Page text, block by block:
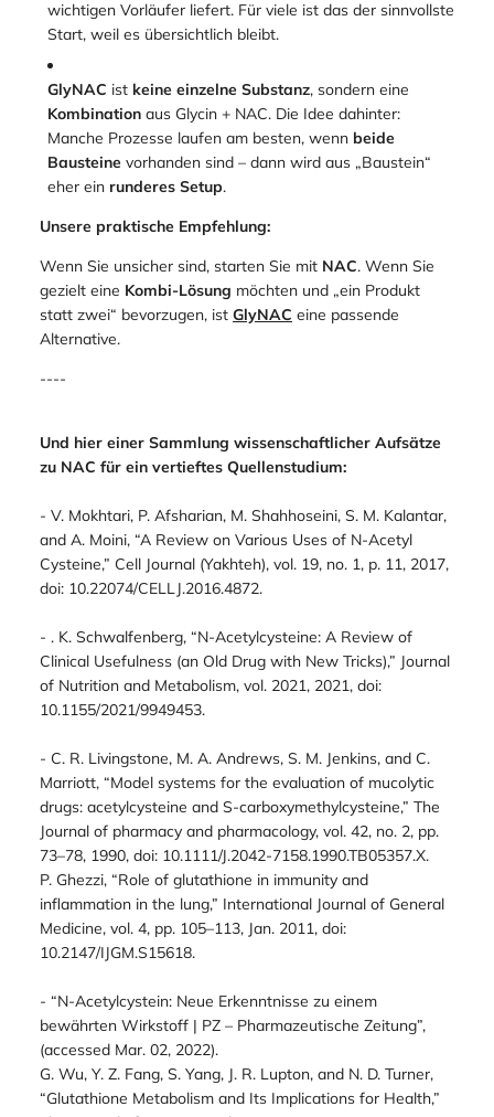
wichtigen Vorläufer liefert. Für viele ist das der sinnvollste
Start, weil es übersichtlich bleibt.
GlyNAC ist keine einzelne Substanz, sondern eine
Kombination aus Glycin + NAC. Die Idee dahinter:
Manche Prozesse laufen am besten, wenn beide
Bausteine vorhanden sind – dann wird aus „Baustein“
eher ein runderes Setup.
Unsere praktische Empfehlung:
Wenn Sie unsicher sind, starten Sie mit NAC. Wenn Sie
gezielt eine Kombi-Lösung möchten und „ein Produkt
statt zwei“ bevorzugen, ist GlyNAC eine passende
Alternative.
----
Und hier einer Sammlung wissenschaftlicher Aufsätze
zu NAC für ein vertieftes Quellenstudium:
- V. Mokhtari, P. Afsharian, M. Shahhoseini, S. M. Kalantar,
and A. Moini, “A Review on Various Uses of N-Acetyl
Cysteine,” Cell Journal (Yakhteh), vol. 19, no. 1, p. 11, 2017,
doi: 10.22074/CELLJ.2016.4872.
- . K. Schwalfenberg, “N-Acetylcysteine: A Review of
Clinical Usefulness (an Old Drug with New Tricks),” Journal
of Nutrition and Metabolism, vol. 2021, 2021, doi:
10.1155/2021/9949453.
- C. R. Livingstone, M. A. Andrews, S. M. Jenkins, and C.
Marriott, “Model systems for the evaluation of mucolytic
drugs: acetylcysteine and S-carboxymethylcysteine,” The
Journal of pharmacy and pharmacology, vol. 42, no. 2, pp.
73–78, 1990, doi: 10.1111/J.2042-7158.1990.TB05357.X.
P. Ghezzi, “Role of glutathione in immunity and
inflammation in the lung,” International Journal of General
Medicine, vol. 4, pp. 105–113, Jan. 2011, doi:
10.2147/IJGM.S15618.
- “N-Acetylcystein: Neue Erkenntnisse zu einem
bewährten Wirkstoff | PZ – Pharmazeutische Zeitung”,
(accessed Mar. 02, 2022).
G. Wu, Y. Z. Fang, S. Yang, J. R. Lupton, and N. D. Turner,
“Glutathione Metabolism and Its Implications for Health,”